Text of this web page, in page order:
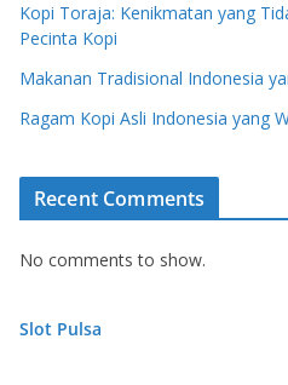
Kopi Toraja: Kenikmatan yang
Pecinta Kopi
Makanan Tradisional Indonesia
Ragam Kopi Asli Indonesia yang
Recent Comments
No comments to show.
Slot Pulsa